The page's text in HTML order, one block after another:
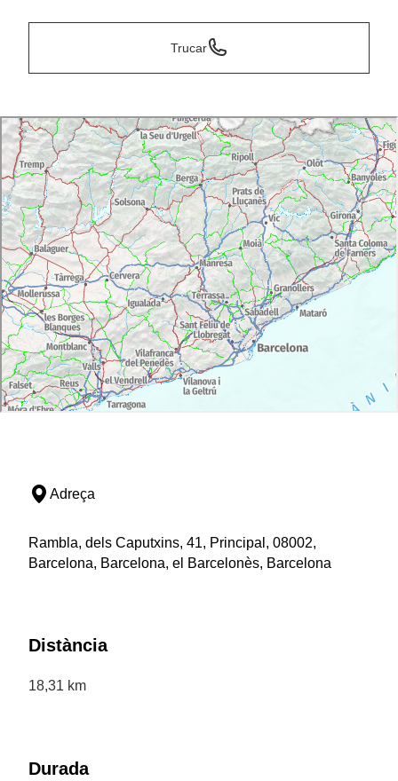
Trucar
Adreça
Rambla, dels Caputxins, 41, Principal, 08002,
Barcelona, Barcelona, el Barcelonès, Barcelona
Distància
18,31 km
Durada